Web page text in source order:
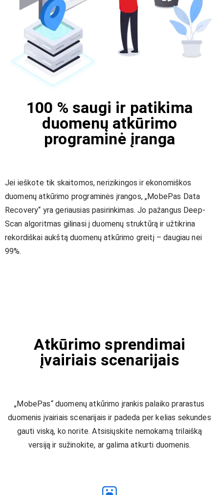
100 % saugi ir patikima
duomenų atkūrimo
programinė įranga
Jei ieškote tik skaitomos, nerizikingos ir ekonomiškos
duomenų atkūrimo programinės įrangos, „MobePas Data
Recovery“ yra geriausias pasirinkimas. Jo pažangus Deep-
Scan algoritmas gilinasi į duomenų struktūrą ir užtikrina
rekordiškai aukštą duomenų atkūrimo greitį – daugiau nei
99%.
Atkūrimo sprendimai
įvairiais scenarijais
„MobePas“ duomenų atkūrimo įrankis palaiko prarastus
duomenis įvairiais scenarijais ir padeda per kelias sekundes
gauti viską, ko norite. Atsisiųskite nemokamą trilaišką
versiją ir sužinokite, ar galima atkurti duomenis.